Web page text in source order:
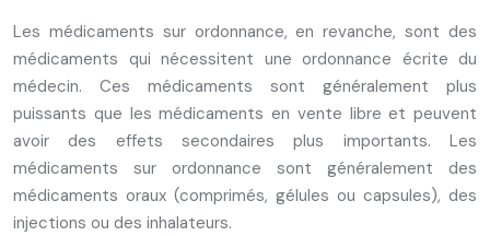
Les médicaments sur ordonnance, en revanche, sont des
médicaments qui nécessitent une ordonnance écrite du
médecin. Ces médicaments sont généralement plus
puissants que les médicaments en vente libre et peuvent
avoir des effets secondaires plus importants. Les
médicaments sur ordonnance sont généralement des
médicaments oraux (comprimés, gélules ou capsules), des
injections ou des inhalateurs.